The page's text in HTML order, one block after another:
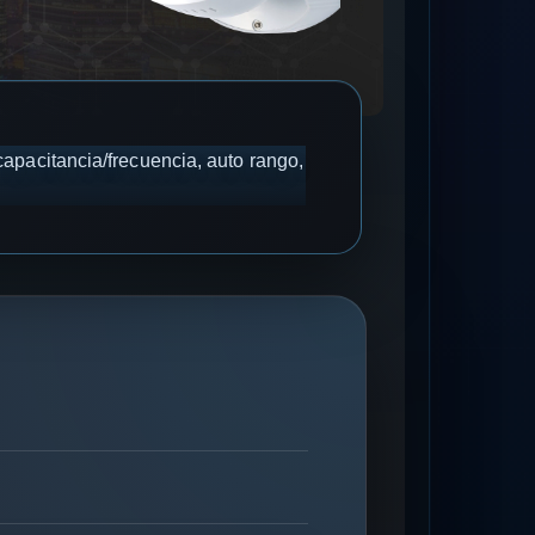
frecuencia, auto rango,